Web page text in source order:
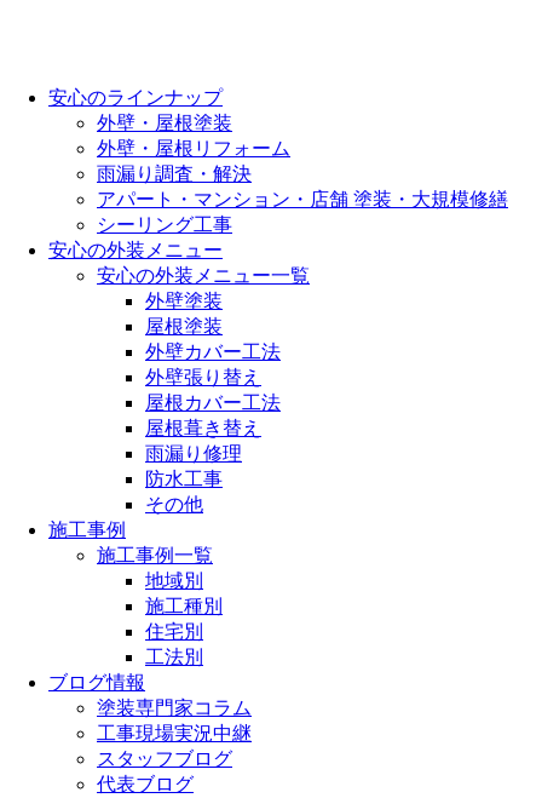
安心のラインナップ
外壁・屋根塗装
外壁・屋根リフォーム
雨漏り調査・解決
アパート・マンション・店舗 塗装・大規模修繕
シーリング工事
安心の外装メニュー
安心の外装メニュー一覧
外壁塗装
屋根塗装
外壁カバー工法
外壁張り替え
屋根カバー工法
屋根葺き替え
雨漏り修理
防水工事
その他
施工事例
施工事例一覧
地域別
施工種別
住宅別
工法別
ブログ情報
塗装専門家コラム
工事現場実況中継
スタッフブログ
代表ブログ